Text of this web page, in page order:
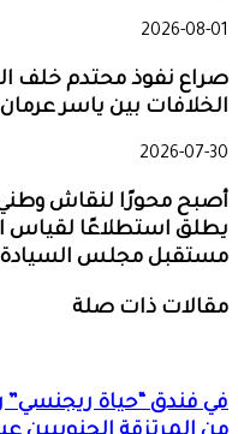
2026-08-01
صراع نفوذ محتدم خلف
الخلافات بين ياسر
2026-07-30
أصبح محورًا لنقاش
يطلق استطلاعًا لقياس
مستقبل مجلس السيادة
مقالات ذات صلة
في فندق “حياة ريجنسي”